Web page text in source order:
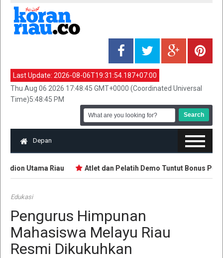
Last Update: 2026-08-06T19:31:54.187+07:00
Thu Aug 06 2026 17:48:45 GMT+0000 (Coordinated Universal
Time)5:48:45 PM
Depan
Utama Riau Atlet dan Pelatih Demo Tuntut Bonus PON
Edukasi
Pengurus Himpunan
Mahasiswa Melayu Riau
Resmi Dikukuhkan